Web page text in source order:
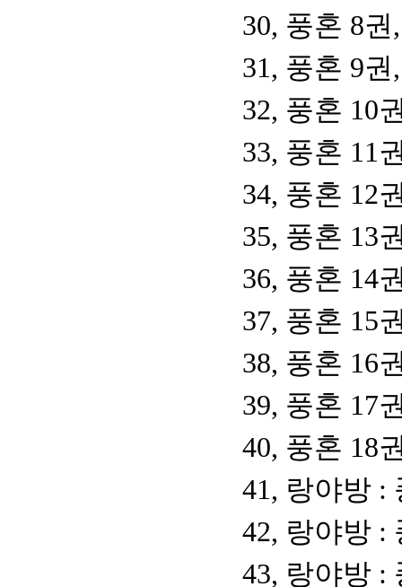
30, 풍혼 8
31, 풍혼 9
32, 풍혼 10
33, 풍혼 11
34, 풍혼 12
35, 풍혼 13
36, 풍혼 14
37, 풍혼 15
38, 풍혼 16
39, 풍혼 17
40, 풍혼 18
41, 랑야방 :
42, 랑야방 :
43, 랑야방 :